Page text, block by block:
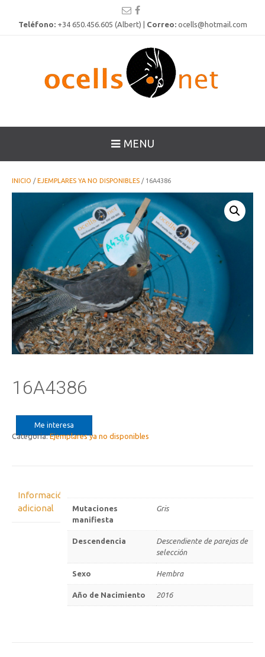
Teléfono:+34 650.456.605 (Albert) | Correo: ocells@hotmail.com
MENU
INICIO /EJEMPLARES YA NO DISPONIBLES / 16A4386
16A4386
Me interesa
Categoría:Ejemplares ya no disponibles
Información
adicional
Mutaciones
manifiesta
Gris
Descendencia
Descendiente de parejas de
selección
Sexo Hembra
Año de Nacimiento 2016